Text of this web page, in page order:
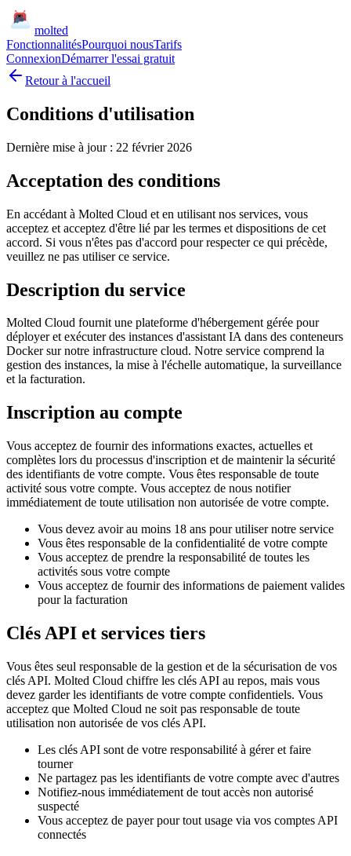
molted
FonctionnalitésPourquoi nousTarifs
ConnexionDémarrer l'essai gratuit
Retour à l'accueil
Conditions d'utilisation
Dernière mise à jour : 22 février 2026
Acceptation des conditions
En accédant à Molted Cloud et en utilisant nos services, vous
acceptez et acceptez d'être lié par les termes et dispositions de cet
accord. Si vous n'êtes pas d'accord pour respecter ce qui précède,
veuillez ne pas utiliser ce service.
Description du service
Molted Cloud fournit une plateforme d'hébergement gérée pour
déployer et exécuter des instances d'assistant IA dans des conteneurs
Docker sur notre infrastructure cloud. Notre service comprend la
gestion des instances, la mise à l'échelle automatique, la surveillance
et la facturation.
Inscription au compte
Vous acceptez de fournir des informations exactes, actuelles et
complètes lors du processus d'inscription et de maintenir la sécurité
des identifiants de votre compte. Vous êtes responsable de toute
activité sous votre compte. Vous acceptez de nous notifier
immédiatement de toute utilisation non autorisée de votre compte.
Vous devez avoir au moins 18 ans pour utiliser notre service
Vous êtes responsable de la confidentialité de votre compte
Vous acceptez de prendre la responsabilité de toutes les
activités sous votre compte
Vous acceptez de fournir des informations de paiement valides
pour la facturation
Clés API et services tiers
Vous êtes seul responsable de la gestion et de la sécurisation de vos
clés API. Molted Cloud chiffre les clés API au repos, mais vous
devez garder les identifiants de votre compte confidentiels. Vous
acceptez que Molted Cloud ne soit pas responsable de toute
utilisation non autorisée de vos clés API.
Les clés API sont de votre responsabilité à gérer et faire
tourner
Ne partagez pas les identifiants de votre compte avec d'autres
Notifiez-nous immédiatement de tout accès non autorisé
suspecté
Vous acceptez de payer pour tout usage via vos comptes API
connectés